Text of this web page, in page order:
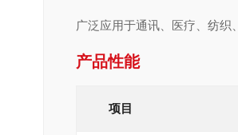
器处于停止工作状态。这种UPS电源在实质
广泛应用于通讯、医疗、纺织
产品性能
项目